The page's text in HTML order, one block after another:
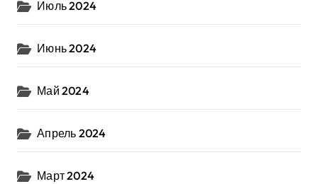
Июль 2024
Июнь 2024
Май 2024
Апрель 2024
Март 2024